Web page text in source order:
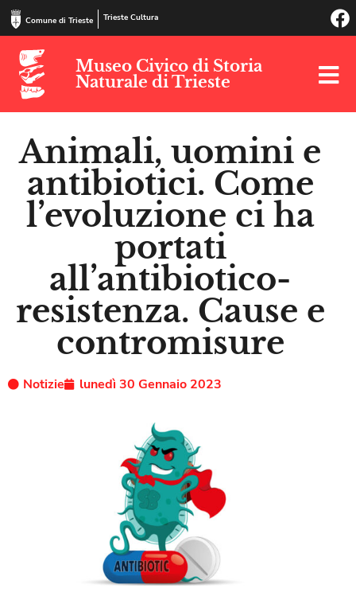
Comune di Trieste Trieste Cultura
Museo Civico di Storia
Naturale di Trieste
Animali, uomini e
antibiotici. Come
l’evoluzione ci ha
portati
all’antibiotico-
resistenza. Cause e
contromisure
Notizie lunedì 30 Gennaio 2023